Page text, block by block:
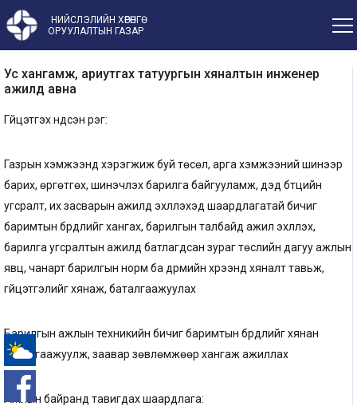
НИЙСЛЭЛИЙН ХӨРӨНГӨ
ОРУУЛАЛТЫН ГАЗАР
Ус хангамж, ариутгах татуургын хяналтын инженер
ажилд авна
Гүйцэтгэх үндсэн үүрэг:
Газрын хэмжээнд хэрэгжиж буй төсөл, арга хэмжээний шинээр
барих, өргөтгөх, шинэчлэх барилга байгууламж, дэд бүтцийн
угсралт, их засварын ажилд эхлүүлэхэд шаардлагатай бичиг
баримтын бүрдлийг хангах, барилгын талбайд ажил эхлүүлэх,
барилга угсралтын ажилд батлагдсан зураг төслийн дагуу ажлын
явц, чанарт барилгын норм ба дүрмийн хүрээнд хяналт тавьж,
гүйцэтгэлийг хянаж, баталгаажуулах
Барилгын ажлын техникийн бичиг баримтын бүрдлийг хянан
баталгаажуулж, заавар зөвлөмжөөр хангаж ажиллах
Ажлын байранд тавигдах шаардлага: